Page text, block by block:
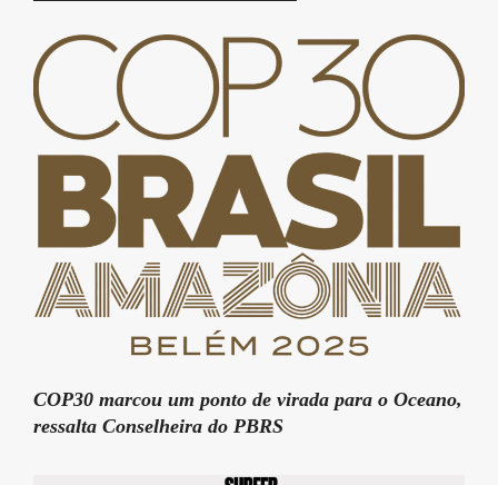
COP30 marcou um ponto de virada para o Oceano,
ressalta Conselheira do PBRS